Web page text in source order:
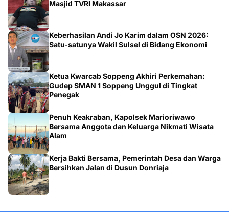
Masjid TVRI Makassar
Keberhasilan Andi Jo Karim dalam OSN 2026:
Satu-satunya Wakil Sulsel di Bidang Ekonomi
Ketua Kwarcab Soppeng Akhiri Perkemahan:
Gudep SMAN 1 Soppeng Unggul di Tingkat
Penegak
Penuh Keakraban, Kapolsek Marioriwawo
Bersama Anggota dan Keluarga Nikmati Wisata
Alam
Kerja Bakti Bersama, Pemerintah Desa dan Warga
Bersihkan Jalan di Dusun Donriaja